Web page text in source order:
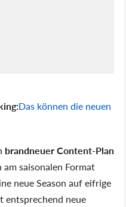
Das können die neuen
brandneuer Content-Plan
saisonalen Format
neue Season auf eifrige
neue